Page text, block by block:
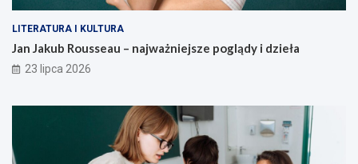
LITERATURA I KULTURA
Jan Jakub Rousseau – najważniejsze poglądy i dzieła
23 lipca 2026